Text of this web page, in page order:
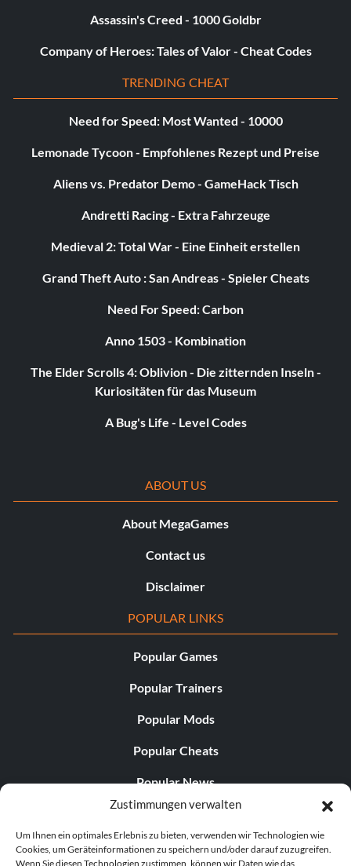
Zustimmungen verwalten
Um Ihnen ein optimales Erlebnis zu bieten, verwenden wir Technologien wie
Cookies, um Geräteinformationen zu speichern und/oder darauf zuzugreifen.
Wenn Sie diesen Technologien zustimmen, können wir Daten wie das
Assassin's Creed - 1000 Goldbr
Company of Heroes: Tales of Valor - Cheat Codes
TRENDING CHEAT
Need for Speed: Most Wanted - 10000
Lemonade Tycoon - Empfohlenes Rezept und Preise
Aliens vs. Predator Demo - GameHack Tisch
Andretti Racing - Extra Fahrzeuge
Medieval 2: Total War - Eine Einheit erstellen
Grand Theft Auto : San Andreas - Spieler Cheats
Need For Speed: Carbon
Anno 1503 - Kombination
The Elder Scrolls 4: Oblivion - Die zitternden Inseln -
Kuriositäten für das Museum
A Bug's Life - Level Codes
ABOUT US
About MegaGames
Contact us
Disclaimer
POPULAR LINKS
Popular Games
Popular Trainers
Popular Mods
Popular Cheats
Popular News
Popular Editorials
Popular Free Games